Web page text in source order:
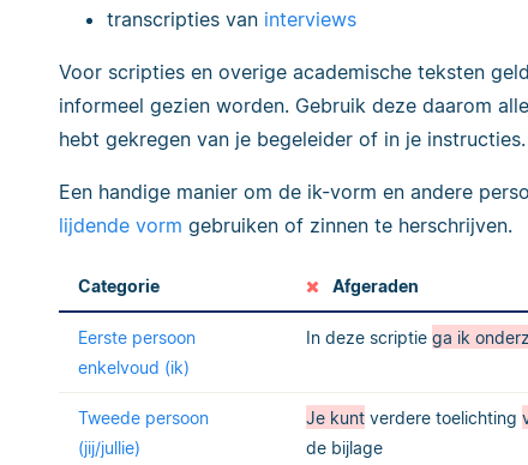
transcripties van interviews
Voor scripties en overige academische teksten
informeel gezien worden. Gebruik deze daarom
hebt gekregen van je begeleider of in je instructies.
Een handige manier om de ik-vorm en andere
lijdende vorm gebruiken of zinnen te herschrijven.
Categorie Afgeraden
Eerste persoon
enkelvoud (ik)
In deze scriptie ga ik
Tweede persoon
(jij/jullie)
Je kunt verdere toelichting
de bijlage